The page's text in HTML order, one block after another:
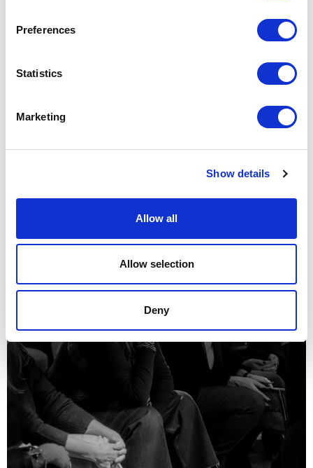
Preferences
Statistics
Marketing
Show details
Allow all
Allow selection
Deny
der Regel handelt es sich um einen Tanz zu
zweit, zu dem jeder seinen Teil beitragen muss.
Simona Finessi, Co-Editorial Editor von Platform